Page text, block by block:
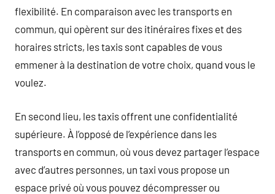
flexibilité. En comparaison avec les transports en
commun, qui opèrent sur des itinéraires fixes et des
horaires stricts, les taxis sont capables de vous
emmener à la destination de votre choix, quand vous le
voulez.
En second lieu, les taxis offrent une confidentialité
supérieure. À l’opposé de l’expérience dans les
transports en commun, où vous devez partager l’espace
avec d’autres personnes, un taxi vous propose un
espace privé où vous pouvez décompresser ou